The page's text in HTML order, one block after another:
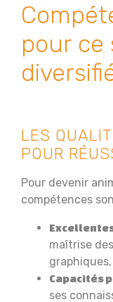
pour ce
LES
POUR
Pour devenir
compétences
maîtrise
Capacités
ses